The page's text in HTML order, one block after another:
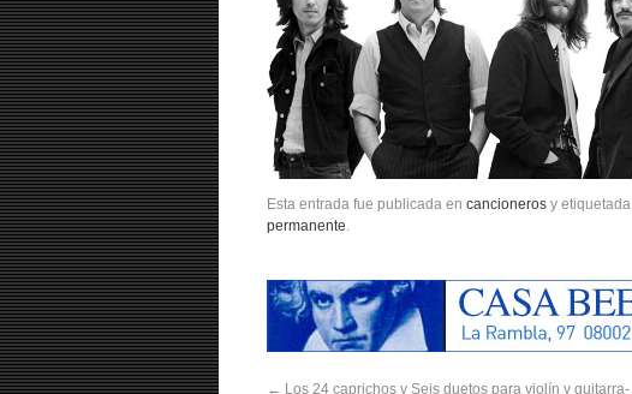
Esta entrada fue publicada en cancioneros y etiquetada
permanente.
← Los 24 caprichos y Seis duetos para violín y guitarra-